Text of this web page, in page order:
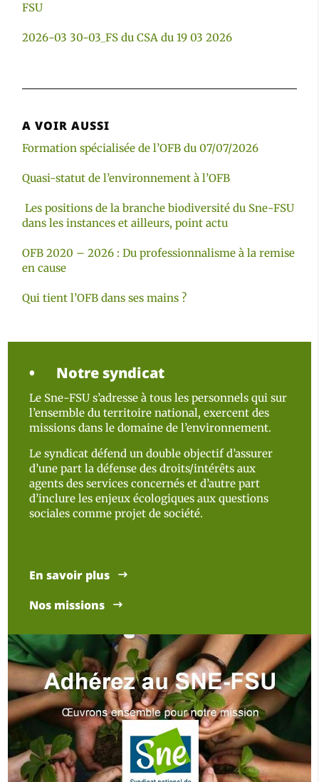
FSU
2026-03 30-03_FS du CSA du 19 03 2026
A VOIR AUSSI
Formation spécialisée de l’OFB du 07/07/2026
Quasi-statut de l’environnement à l’OFB
Les positions de la branche biodiversité du Sne-FSU
dans les instances et ailleurs, point actu
OFB 2020 – 2026 : Du professionnalisme à la remise
en cause
Qui tient l’OFB dans ses mains ?
Notre syndicat
Le Sne-FSU s’adresse à tous les personnels qui sur
l’ensemble du territoire national, exercent des
missions dans le domaine de l’environnement.
Le syndicat défend un double objectif d’assurer
d’une part la défense des droits/intérêts aux
agents des services concernés et d’autre part
d’inclure les enjeux écologiques aux questions
sociales comme projet de société.
En savoir plus
Nos missions